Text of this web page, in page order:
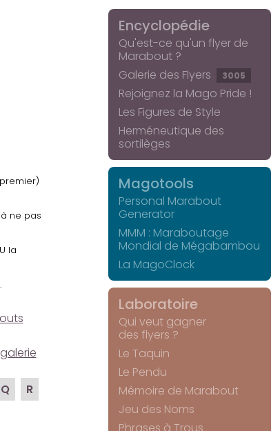
ne pas
la
Q
R
Encyclopédie
Qu'est-ce qu'un flyer de
Marabout ?
Galerie des Flyers
3005
Rejoignez la Mago Pride !
Les Figures de Style
Herméneutique des
sortilèges
Magotools
Personal Marabout
Generator
MMM : Maraboutage
Mondial de Mégabambou
La MagoClock
Laboratoire
Qui veut gagner
des flyers ?
Le Taquin
Le Pendu
Mémoire de Marabout
Jeu des Noms